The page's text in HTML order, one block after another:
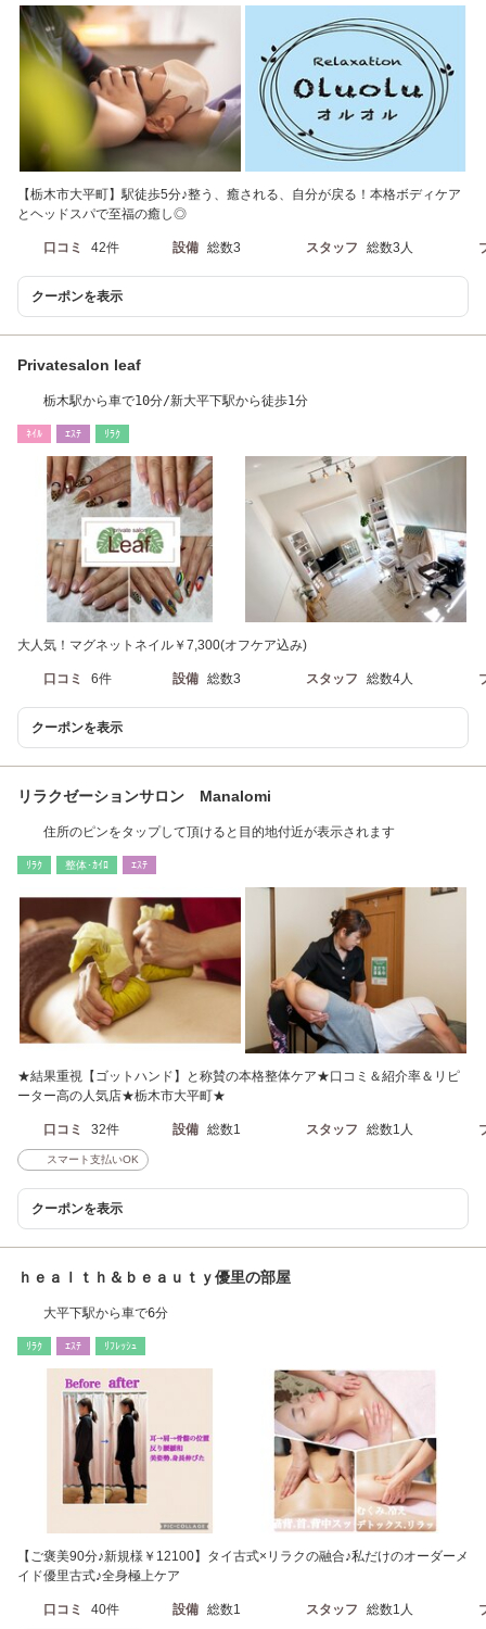
【栃木市大平町】駅徒歩5分♪整う、癒される、自分が戻る！本格ボディケア
とヘッドスパで至福の癒し◎
口コミ 42件 設備 総数3 スタッフ 総数3人
クーポンを表示
Privatesalon leaf
栃木駅から車で10分/新大平下駅から徒歩1分
ﾈｲﾙ ｴｽﾃ ﾘﾗｸ
大人気！マグネットネイル￥7,300(オフケア込み)
口コミ 6件 設備 総数3 スタッフ 総数4人
クーポンを表示
リラクゼーションサロン Manalomi
住所のピンをタップして頂けると目的地付近が表示されます
ﾘﾗｸ 整体･ｶｲﾛ ｴｽﾃ
★結果重視【ゴットハンド】と称賛の本格整体ケア★口コミ＆紹介率＆リピ
ーター高の人気店★栃木市大平町★
口コミ 32件 設備 総数1 スタッフ 総数1人
スマート支払いOK
クーポンを表示
ｈｅａｌｔｈ＆ｂｅａｕｔｙ優里の部屋
大平下駅から車で6分
ﾘﾗｸ ｴｽﾃ ﾘﾌﾚｯｼｭ
【ご褒美90分♪新規様￥12100】タイ古式×リラクの融合♪私だけのオーダーメ
イド優里古式♪全身極上ケア
口コミ 40件 設備 総数1 スタッフ 総数1人